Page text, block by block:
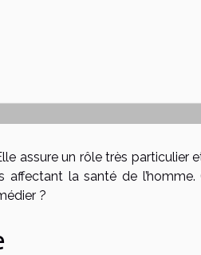
assure un rôle très particulier
la santé de l’homme.
?